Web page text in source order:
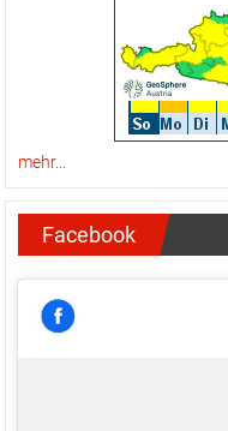
mehr...
Facebook